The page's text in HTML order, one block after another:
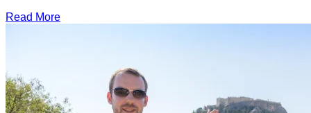
Read More